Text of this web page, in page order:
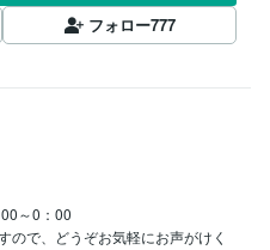
フォロー777
～0：00
ので、どうぞお気軽にお声がけく